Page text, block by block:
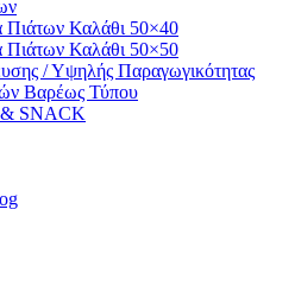
Πιάτων Καλάθι 50×40
Πιάτων Καλάθι 50×50
/ Υψηλής Παραγωγικότητας
Βαρέως Τύπου
SNACK